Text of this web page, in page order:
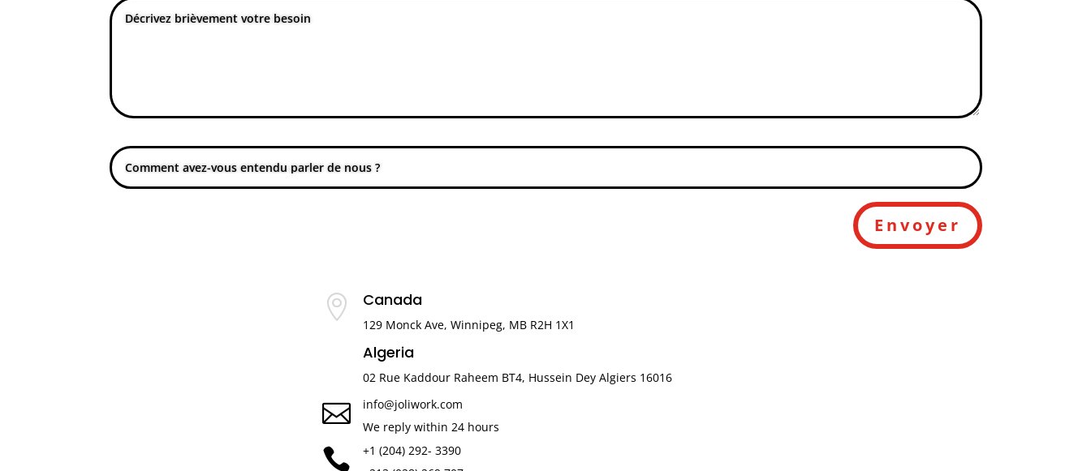
Envoyer
 Canada
129 Monck Ave, Winnipeg, MB R2H 1X1
Algeria
02 Rue Kaddour Raheem BT4, Hussein Dey Algiers 16016

info@joliwork.com
We reply within 24 hours

+1 (204) 292- 3390